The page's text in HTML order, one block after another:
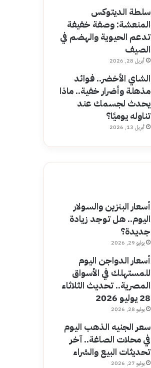
سلطة الديتوكس
المنعشة: وصفة خفيفة
تدعم الحيوية والهضم في
الصيف
أبريل 28, 2026
الشاي الأخضر.. فوائد
مذهلة وأضرار خفية.. ماذا
يحدث لجسمك عند
تناوله يوميًا؟
أبريل 13, 2026
أسعار البنزين والسولار
اليوم.. هل توجد زيادة
جديدة؟
يوليو 29, 2026
أسعار الدواجن اليوم
للمستهلك في الأسواق
المصرية.. تحديث الثلاثاء
28 يوليو 2026
يوليو 28, 2026
سعر الجنيه الذهب اليوم
في محلات الصاغة.. آخر
تحديثات البيع والشراء
يوليو 27, 2026